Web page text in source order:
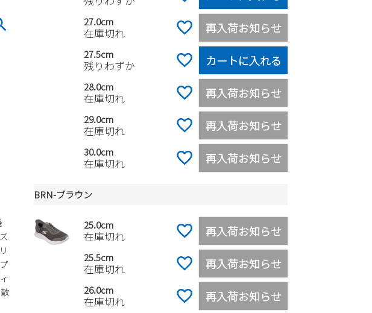
27.0cm
在庫切れ 再入荷お知らせ
27.5cm
残りわずか カートに入れる
28.0cm
在庫切れ 再入荷お知らせ
29.0cm
在庫切れ 再入荷お知らせ
30.0cm
在庫切れ 再入荷お知らせ
BRN-ブラウン
25.0cm
在庫切れ 再入荷お知らせ
25.5cm
在庫切れ 再入荷お知らせ
26.0cm
在庫切れ 再入荷お知らせ